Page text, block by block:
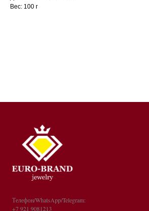
Вес: 100 г
Телефон/WhatsApp/Telegram:
+7 921 9081213